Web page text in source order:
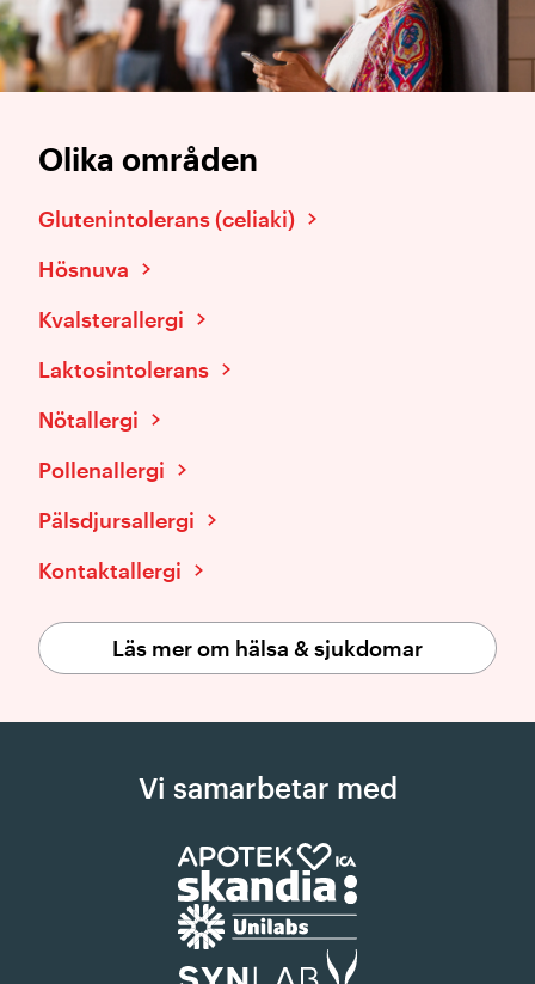
Olika områden
Glutenintolerans (celiaki)
Hösnuva
Kvalsterallergi
Laktosintolerans
Nötallergi
Pollenallergi
Pälsdjursallergi
Kontaktallergi
Läs mer om hälsa & sjukdomar
Vi samarbetar med